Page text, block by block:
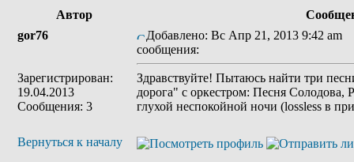
Автор
gor76
Зарегистрирован:
19.04.2013
Сообщения: 3
Добавлено: Вс Апр 21, 2013 9:42 am
сообщения:
Здравствуйте! Пытаюсь найти три
дорога" с оркестром: Песня Солодова,
глухой неспокойной ночи (lossless в
Вернуться к началу